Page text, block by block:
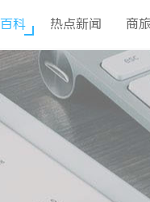
科 热点新闻 商